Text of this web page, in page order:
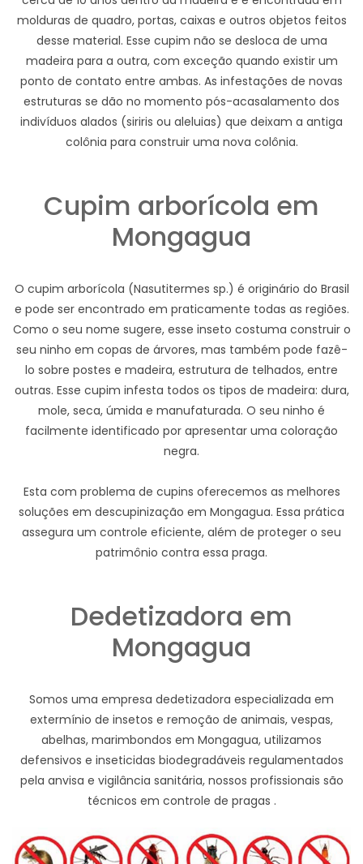
molduras de quadro, portas, caixas e outros objetos feitos
desse material. Esse cupim não se desloca de uma
madeira para a outra, com exceção quando existir um
ponto de contato entre ambas. As infestações de novas
estruturas se dão no momento pós-acasalamento dos
indivíduos alados (siriris ou aleluias) que deixam a antiga
colônia para construir uma nova colônia.
Cupim arborícola em
Mongagua
O cupim arborícola (Nasutitermes sp.) é originário do Brasil
e pode ser encontrado em praticamente todas as regiões.
Como o seu nome sugere, esse inseto costuma construir o
seu ninho em copas de árvores, mas também pode fazê-
lo sobre postes e madeira, estrutura de telhados, entre
outras. Esse cupim infesta todos os tipos de madeira: dura,
mole, seca, úmida e manufaturada. O seu ninho é
facilmente identificado por apresentar uma coloração
negra.
Esta com problema de cupins oferecemos as melhores
soluções em descupinização em Mongagua. Essa prática
assegura um controle eficiente, além de proteger o seu
patrimônio contra essa praga.
Dedetizadora em
Mongagua
Somos uma empresa dedetizadora especializada em
extermínio de insetos e remoção de animais, vespas,
abelhas, marimbondos em Mongagua, utilizamos
defensivos e inseticidas biodegradáveis regulamentados
pela anvisa e vigilância sanitária, nossos profissionais são
técnicos em controle de pragas .